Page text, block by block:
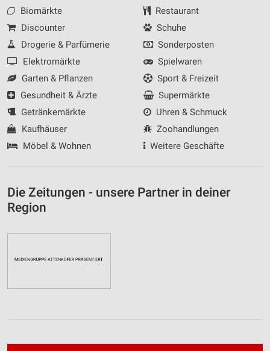
Biomärkte
Discounter
Drogerie & Parfümerie
Elektromärkte
Garten & Pflanzen
Gesundheit & Ärzte
Getränkemärkte
Kaufhäuser
Möbel & Wohnen
Restaurant
Schuhe
Sonderposten
Spielwaren
Sport & Freizeit
Supermärkte
Uhren & Schmuck
Zoohandlungen
Weitere Geschäfte
Die Zeitungen - unsere Partner in deiner
Region